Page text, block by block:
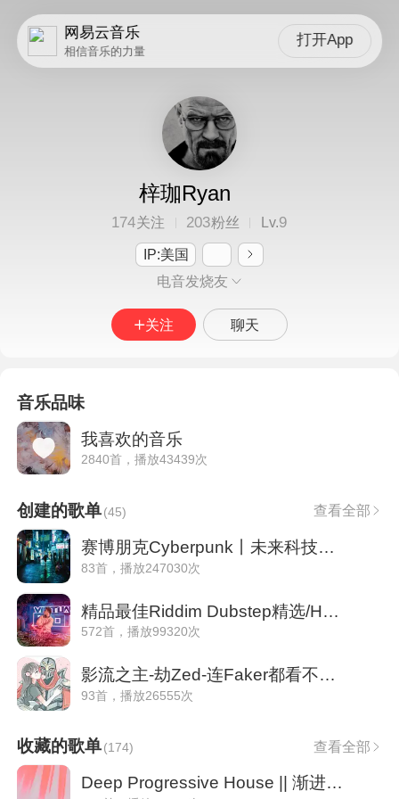
网易云音乐
相信音乐的力量
打开App
梓珈Ryan
174关注 203粉丝 Lv.9
IP:美国
电音发烧友
关注 聊天
音乐品味
我喜欢的音乐
2840首，播放43439次
创建的歌单(45) 查看全部
赛博朋克Cyberpunk丨未来科技与故障美学
83首，播放247030次
精品最佳Riddim Dubstep精选/Headbanger
572首，播放99320次
影流之主-劫Zed-连Faker都看不清的操作
93首，播放26555次
收藏的歌单(174) 查看全部
Deep Progressive House || 渐进「甄选」